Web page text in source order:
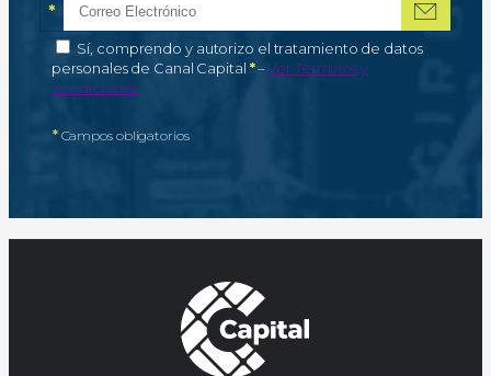
Correo electrónico
*Campo obligatorio
Autorización de tratamiento de datos personales
Sí, comprendo y autorizo el tratamiento de datos
personales de Canal Capital *–Campo obligatorio
Ver Términos y
condiciones
*Campos obligatorios